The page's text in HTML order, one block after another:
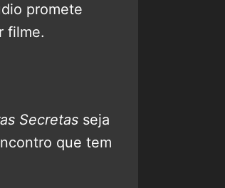
promete
filme.
Secretas seja
que tem